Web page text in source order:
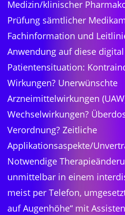
Medizin/klinischer
Prüfung sämtlicher
Fachinformation und
Anwendung auf diese
Patientensituation:
Wirkungen? Unerwünschte
Arzneimittelwirkungen
Wechselwirkungen?
Verordnung? Zeitliche
Applikationsaspekte/
Notwendige
unmittelbar in einem
meist per Telefon,
auf Augenhöhe“ mit